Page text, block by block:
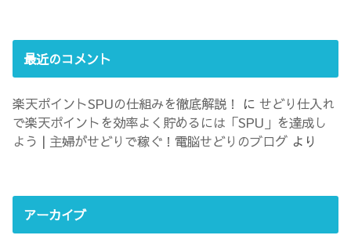
最近のコメント
楽天ポイントSPUの仕組みを徹底解説！ にせどり仕入れ
で楽天ポイントを効率よく貯めるには「SPU」を達成し
よう | 主婦がせどりで稼ぐ！電脳せどりのブログ より
アーカイブ